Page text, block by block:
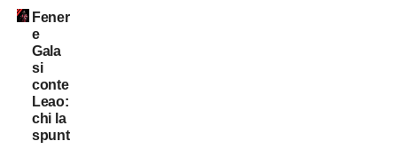
Fener
e
Gala
si
contendono
Leao:
chi la
spunta?